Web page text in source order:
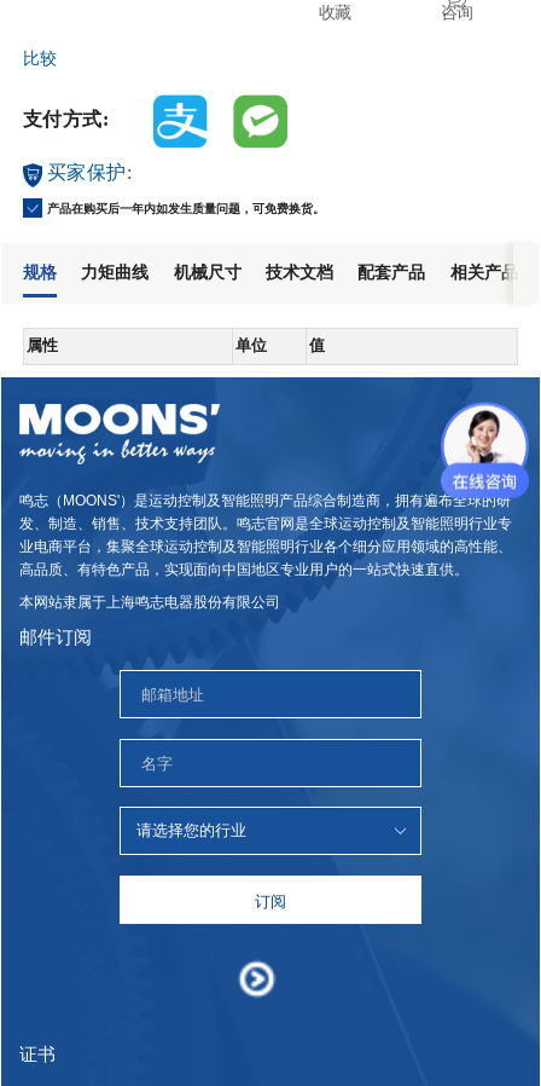
咨询
收藏
比较
支付方式:
买家保护:
产品在购买后一年内如发生质量问题，可免费换货。
规格 力矩曲线 机械尺寸 技术文档 配套产品 相关产品
属性 单位 值
鸣志（MOONS'）是运动控制及智能照明产品综合制造商，拥有遍布全球的研
发、制造、销售、技术支持团队。鸣志官网是全球运动控制及智能照明行业专
业电商平台，集聚全球运动控制及智能照明行业各个细分应用领域的高性能、
高品质、有特色产品，实现面向中国地区专业用户的一站式快速直供。
本网站隶属于上海鸣志电器股份有限公司
邮件订阅
订阅
证书